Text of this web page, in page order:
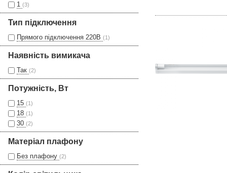
1 (3)
Тип підключення
Прямого підключення 220В (1)
Наявність вимикача
Так (2)
Потужність, Вт
15 (1)
18 (1)
30 (2)
Матеріал плафону
Без плафону (2)